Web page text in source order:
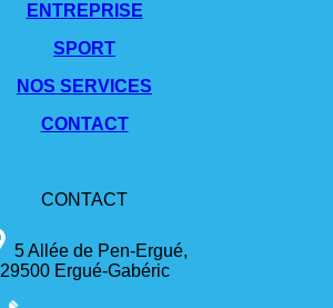
ENTREPRISE
SPORT
NOS SERVICES
CONTACT
CONTACT
5 Allée de Pen-Ergué,
29500 Ergué-Gabéric